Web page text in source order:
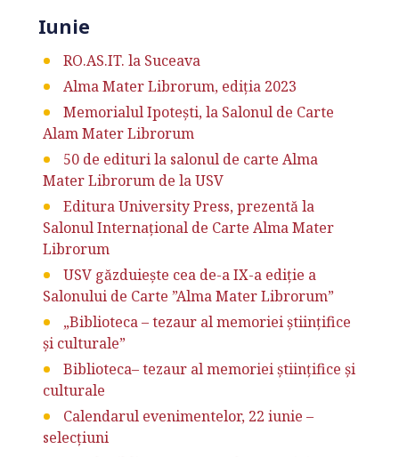
Iunie
RO.AS.IT. la Suceava
Alma Mater Librorum, ediția 2023
Memorialul Ipotești, la Salonul de Carte
Alam Mater Librorum
50 de edituri la salonul de carte Alma
Mater Librorum de la USV
Editura University Press, prezentă la
Salonul Internaţional de Carte Alma Mater
Librorum
USV găzduiește cea de-a IX-a ediție a
Salonului de Carte ”Alma Mater Librorum”
„Biblioteca – tezaur al memoriei științifice
și culturale”
Biblioteca– tezaur al memoriei ştiinţifice şi
culturale
Calendarul evenimentelor, 22 iunie –
selecțiuni